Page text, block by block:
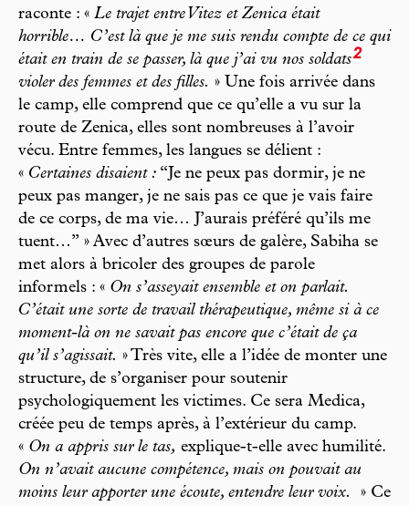
raconte : « Le trajet entre Vitez et Zenica était
horrible… C’est là que je me suis rendu compte de ce qui
était en train de se passer, là que j’ai vu nos soldats2
violer des femmes et des filles. » Une fois arrivée dans
le camp, elle comprend que ce qu’elle a vu sur la
route de Zenica, elles sont nombreuses à l’avoir
vécu. Entre femmes, les langues se délient :
« Certaines disaient : “Je ne peux pas dormir, je ne
peux pas manger, je ne sais pas ce que je vais faire
de ce corps, de ma vie… J’aurais préféré qu’ils me
tuent…” » Avec d’autres sœurs de galère, Sabiha se
met alors à bricoler des groupes de parole
informels : « On s’asseyait ensemble et on parlait.
C’était une sorte de travail thérapeutique, même si à ce
moment-là on ne savait pas encore que c’était de ça
qu’il s’agissait. » Très vite, elle a l’idée de monter une
structure, de s’organiser pour soutenir
psychologiquement les victimes. Ce sera Medica,
créée peu de temps après, à l’extérieur du camp.
« On a appris sur le tas, explique-t-elle avec humilité.
On n’avait aucune compétence, mais on pouvait au
moins leur apporter une écoute, entendre leur voix.
» Ce